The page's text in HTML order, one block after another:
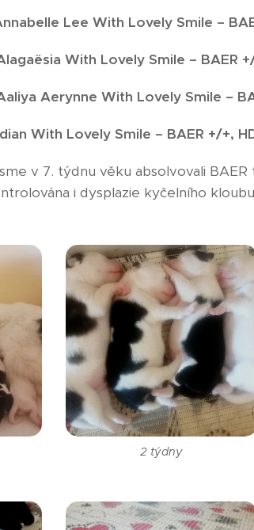
Lee With Lovely Smile –
With Lovely Smile – BAER
Aerynne With Lovely Smile –
With Lovely Smile – BAER +/+,
v 7. týdnu věku absolvovali
i dysplazie kyčelního
2 týdny